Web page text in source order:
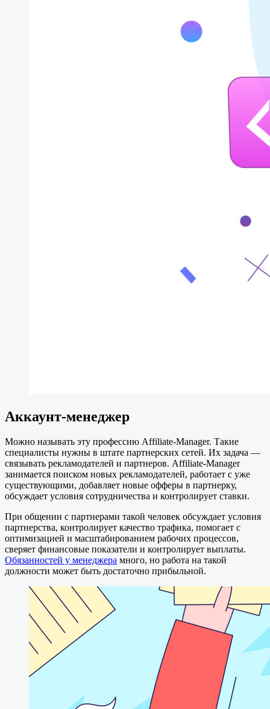
Аккаунт-менеджер
Можно называть эту профессию Affiliate-Manager. Такие
специалисты нужны в штате партнерских сетей. Их задача —
связывать рекламодателей и партнеров. Affiliate-Manager
занимается поиском новых рекламодателей, работает с уже
существующими, добавляет новые офферы в партнерку,
обсуждает условия сотрудничества и контролирует ставки.
При общении с партнерами такой человек обсуждает условия
партнерства, контролирует качество трафика, помогает с
оптимизацией и масштабированием рабочих процессов,
сверяет финансовые показатели и контролирует выплаты.
Обязанностей у менеджера много, но работа на такой
должности может быть достаточно прибыльной.